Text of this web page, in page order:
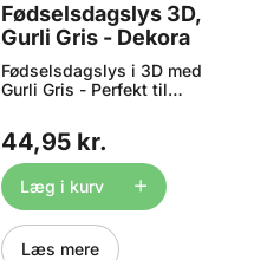
Fødselsdagslys 3D,
Gurli Gris - Dekora
Fødselsdagslys i 3D med
Gurli Gris - Perfekt til
44,95 kr.
Læg i kurv
Læs mere